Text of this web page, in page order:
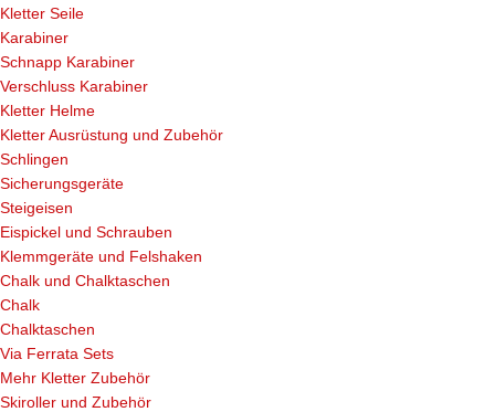
Kletter Seile
Karabiner
Schnapp Karabiner
Verschluss Karabiner
Kletter Helme
Kletter Ausrüstung und Zubehör
Schlingen
Sicherungsgeräte
Steigeisen
Eispickel und Schrauben
Klemmgeräte und Felshaken
Chalk und Chalktaschen
Chalk
Chalktaschen
Via Ferrata Sets
Mehr Kletter Zubehör
Skiroller und Zubehör